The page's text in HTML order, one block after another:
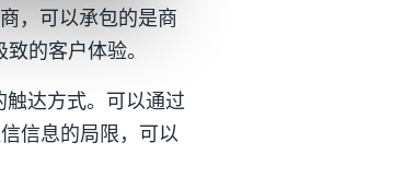
，可以承包的是商
的客户体验。
触达方式。可以通过
信息的局限，可以